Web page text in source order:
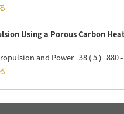
Using a Porous Carbon
and Power 38 ( 5 ) 880 -